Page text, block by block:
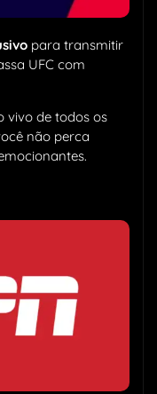
para transmitir
UFC com
vivo de todos os
não perca